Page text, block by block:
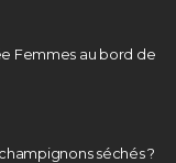
Femmes au bord de
séchés ?